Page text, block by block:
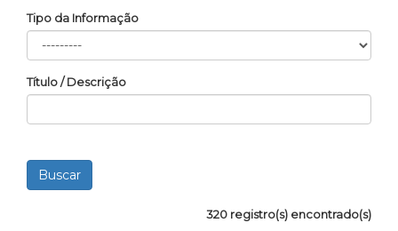
Tipo da Informação
Título / Descrição
320 registro(s) encontrado(s)